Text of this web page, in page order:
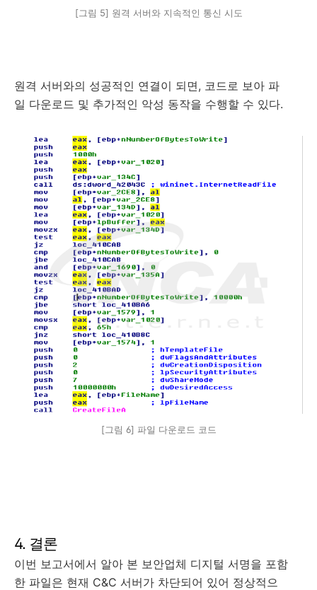
[그림 5] 원격 서버와 지속적인 통신 시도
원격 서버와의 성공적인 연결이 되면, 코드로 보아 파
일 다운로드 및 추가적인 악성 동작을 수행할 수 있다.
[그림 6] 파일 다운로드 코드
4. 결론
이번 보고서에서 알아 본 보안업체 디지털 서명을 포함
한 파일은 현재 C&C 서버가 차단되어 있어 정상적으